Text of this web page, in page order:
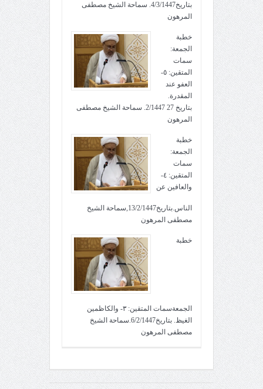
بتاريخ4/3/1447. سماحة الشيخ مصطفى
المرهون
خطبة
الجمعة:
سمات
المتقين: ٥-
العفو عند
المقدرة.
بتاريخ 27 2/1447. سماحة الشيخ مصطفى
المرهون
خطبة
الجمعة:
سمات
المتقين: ٤-
والعافين عن
الناس.بتاريخ13/2/1447,سماحة الشيخ
مصطفى المرهون
خطبة
الجمعةسمات المتقين: ٣- والكاظمين
الغيظ. بتاريخ6/2/1447.سماحة الشيخ
مصطفى المرهون